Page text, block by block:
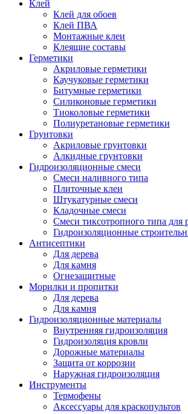
Клей
Клей для обоев
Клей ПВА
Монтажные клеи
Клеящие составы
Герметики
Акриловые герметики
Каучуковые герметики
Битумные герметики
Силиконовые герметики
Тиоколовые герметики
Полиуретановые герметики
Грунтовки
Акриловые грунтовки
Алкидные грунтовки
Гидроизоляционные смеси
Смеси наливного типа
Плиточные клеи
Штукатурные смеси
Кладочные смеси
Смеси тиксотропного типа
Гидроизоляционные
Антисептики
Для дерева
Для камня
Огнезащитные
Морилки и пропитки
Для дерева
Для камня
Гидроизоляционные материалы
Внутренняя гидроизоляция
Гидроизоляция кровли
Дорожные материалы
Защита от коррозии
Наружная гидроизоляция
Инструменты
Термофены
Аксессуары для краскопультов